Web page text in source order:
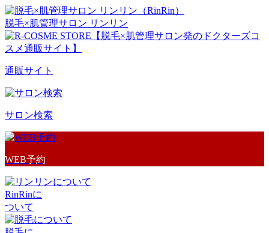
脱毛×肌管理サロン リンリン
通販サイト
サロン検索
WEB予約
RinRinに
ついて